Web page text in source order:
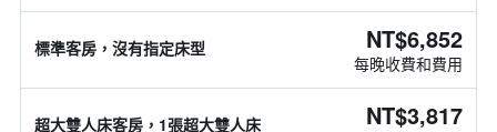
標準客房，沒有指定床型 NT$6,852
每晚收費和費用
超大雙人床客房，1張超大雙人床 NT$3,817